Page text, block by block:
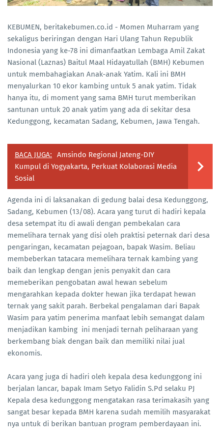
KEBUMEN, beritakebumen.co.id - Momen Muharram yang
sekaligus beriringan dengan Hari Ulang Tahun Republik
Indonesia yang ke-78 ini dimanfaatkan Lembaga Amil Zakat
Nasional (Laznas) Baitul Maal Hidayatullah (BMH) Kebumen
untuk membahagiakan Anak-anak Yatim. Kali ini BMH
menyalurkan 10 ekor kambing untuk 5 anak yatim. Tidak
hanya itu, di moment yang sama BMH turut memberikan
santunan untuk 20 anak yatim yang ada di sekitar desa
Kedunggong, kecamatan Sadang, Kebumen, Jawa Tengah.
BACA JUGA:
Amsindo Regional Jateng-DIY
Kumpul di Yogyakarta, Perkuat Kolaborasi Media
Sosial
Agenda ini di laksanakan di gedung balai desa Kedunggong,
Sadang, Kebumen (13/08). Acara yang turut di hadiri kepala
desa setempat itu di awali dengan pembekalan cara
memelihara ternak yang disi oleh praktisi peternak dari desa
pengaringan, kecamatan pejagoan, bapak Wasim. Beliau
membeberkan tatacara memelihara ternak kambing yang
baik dan lengkap dengan jenis penyakit dan cara
memeberikan pengobatan awal hewan sebelum
mengarahkan kepada dokter hewan jika terdapat hewan
ternak yang sakit parah. Berbekal pengalaman dari Bapak
Wasim para yatim penerima manfaat lebih semangat dalam
menjadikan kambing ini menjadi ternah peliharaan yang
berkembang biak dengan baik dan memiliki nilai jual
ekonomis.
Acara yang juga di hadiri oleh kepala desa kedunggong ini
berjalan lancar, bapak Imam Setyo Falidin S.Pd selaku PJ
Kepala desa kedunggong mengatakan rasa terimakasih yang
sangat besar kepada BMH karena sudah memilih masyarakat
nya untuk di berikan bantuan program pemberdayaan ini.